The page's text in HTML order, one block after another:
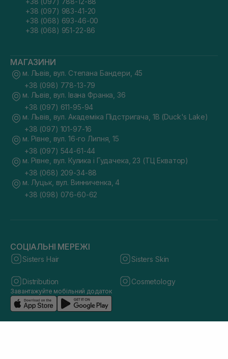
+38 (097) 983-41-20
+38 (068) 693-46-00
+38 (068) 951-22-86
МАГАЗИНИ
м. Львів, вул. Степана Бандери, 45
+38 (098) 778-13-79
м. Львів, вул. Івана Франка, 36
+38 (097) 611-95-94
м. Львів, вул. Академіка Підстригача, 1В (Duck's Lake)
+38 (097) 101-97-16
м. Рівне, вул. 16-го Липня, 15
+38 (097) 544-61-44
м. Рівне, вул. Кулика і Гудачека, 23 (ТЦ Екватор)
+38 (068) 209-34-88
м. Луцьк, вул. Винниченка, 4
+38 (098) 076-60-62
СОЦІАЛЬНІ МЕРЕЖІ
Sisters Hair Sisters Skin
Distribution Cosmetology
Завантажуйте мобільний додаток